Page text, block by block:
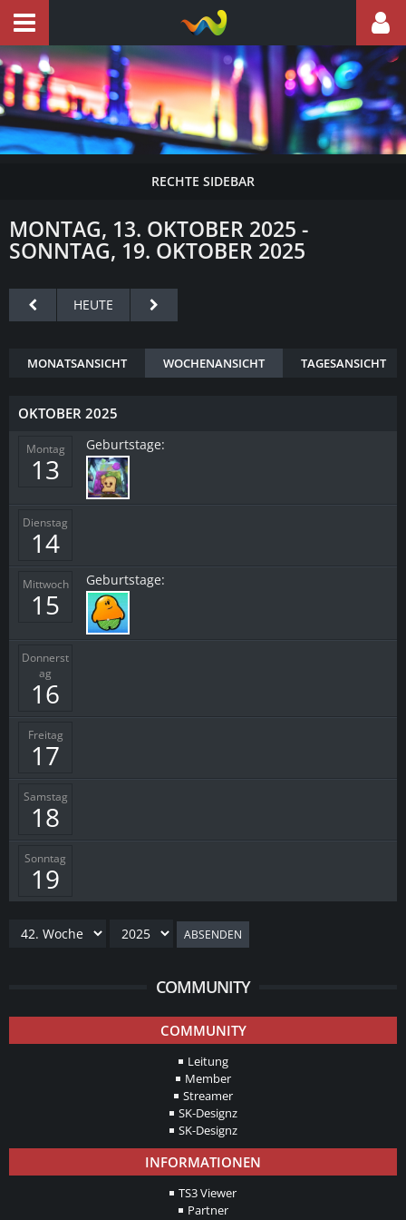
MONTAG, 13. OKTOBER 2025 -
SONNTAG, 19. OKTOBER 2025
HEUTE
MONATSANSICHT WOCHENANSICHT TAGESANSICHT
OKTOBER 2025
Montag
13
Geburtstage:
Dienstag
14
Mittwoch
15
Geburtstage:
Donnerst
ag
16
Freitag
17
Samstag
18
Sonntag
19
ABSENDEN
COMMUNITY
COMMUNITY
Leitung
Member
Streamer
SK-Designz
SK-Designz
INFORMATIONEN
TS3 Viewer
Partner